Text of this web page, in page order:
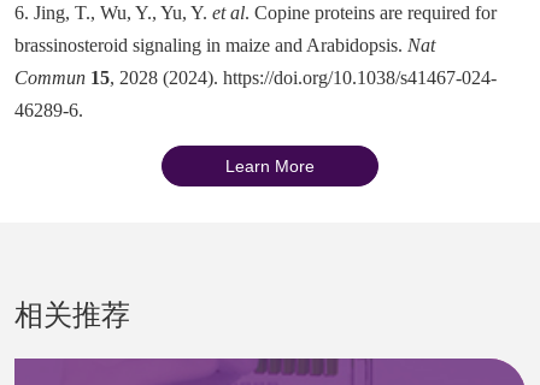
6. Jing, T., Wu, Y., Yu, Y. et al. Copine proteins are required for
brassinosteroid signaling in maize and Arabidopsis. Nat
Commun 15, 2028 (2024). https://doi.org/10.1038/s41467-024-
46289-6.
Learn More
相关推荐